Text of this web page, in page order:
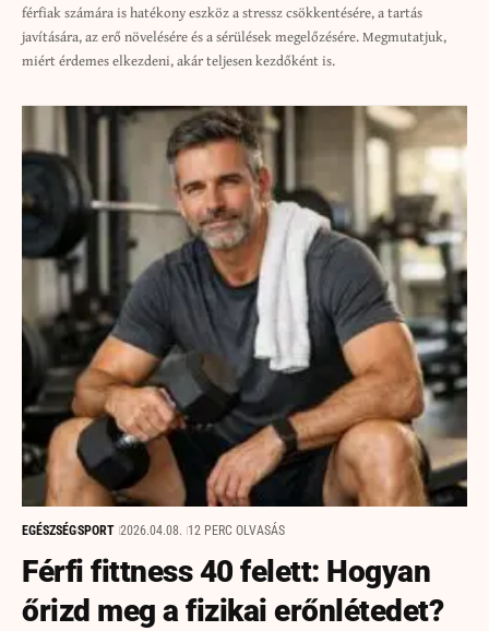
férfiak számára is hatékony eszköz a stressz csökkentésére, a tartás
javítására, az erő növelésére és a sérülések megelőzésére. Megmutatjuk,
miért érdemes elkezdeni, akár teljesen kezdőként is.
EGÉSZSÉGSPORT 2026.04.08. 12 PERC OLVASÁS
Férfi fittness 40 felett: Hogyan
őrizd meg a fizikai erőnlétedet?